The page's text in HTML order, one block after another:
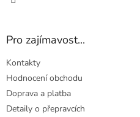
Pro zajímavost...
Kontakty
Hodnocení obchodu
Doprava a platba
Detaily o přepravcích